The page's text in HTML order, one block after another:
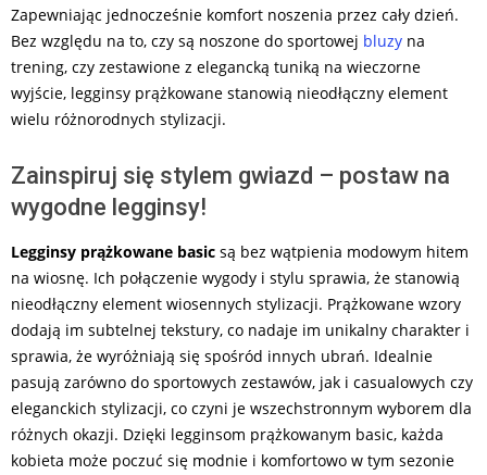
Zapewniając jednocześnie komfort noszenia przez cały dzień.
Bez względu na to, czy są noszone do sportowej bluzy na
trening, czy zestawione z elegancką tuniką na wieczorne
wyjście, legginsy prążkowane stanowią nieodłączny element
wielu różnorodnych stylizacji.
Zainspiruj się stylem gwiazd – postaw na
wygodne legginsy!
Legginsy prążkowane basic są bez wątpienia modowym hitem
na wiosnę. Ich połączenie wygody i stylu sprawia, że stanowią
nieodłączny element wiosennych stylizacji. Prążkowane wzory
dodają im subtelnej tekstury, co nadaje im unikalny charakter i
sprawia, że wyróżniają się spośród innych ubrań. Idealnie
pasują zarówno do sportowych zestawów, jak i casualowych czy
eleganckich stylizacji, co czyni je wszechstronnym wyborem dla
różnych okazji. Dzięki legginsom prążkowanym basic, każda
kobieta może poczuć się modnie i komfortowo w tym sezonie